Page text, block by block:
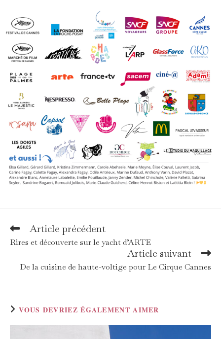
Read
more
articles
Article précédent
Rires et découverte sur le yacht d’ARTE
Article suivant
De la cuisine de haute-voltige pour Le Cirque Cannes
VOUS DEVRIEZ ÉGALEMENT AIMER